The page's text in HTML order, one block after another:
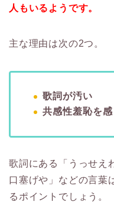
人もいるようです。
主な理由は次の2つ。
歌詞が汚い
共感性羞恥を感
歌詞にある「うっせえ
口塞げや」などの言葉
るポイントでしょう。